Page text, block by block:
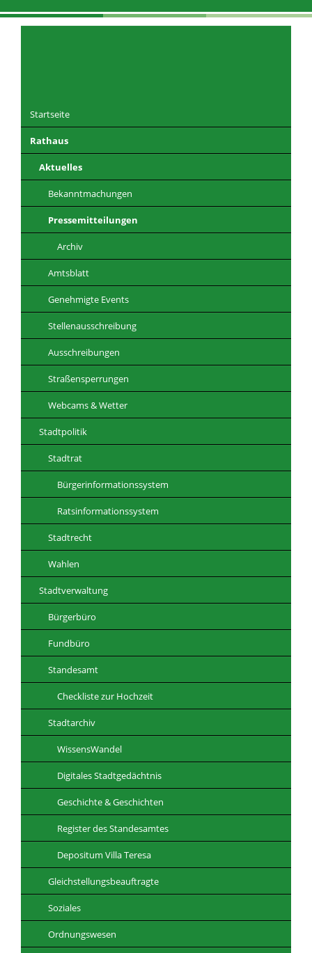
DE EN CZ PL
Startseite
Rathaus
Aktuelles
Bekanntmachungen
Pressemitteilungen
Archiv
Amtsblatt
Genehmigte Events
Stellenausschreibung
Ausschreibungen
Straßensperrungen
Webcams & Wetter
Stadtpolitik
Stadtrat
Bürgerinformationssystem
Ratsinformationssystem
Stadtrecht
Wahlen
Stadtverwaltung
Bürgerbüro
Fundbüro
Standesamt
Checkliste zur Hochzeit
Stadtarchiv
WissensWandel
Digitales Stadtgedächtnis
Geschichte & Geschichten
Register des Standesamtes
Depositum Villa Teresa
Gleichstellungsbeauftragte
Soziales
Ordnungswesen